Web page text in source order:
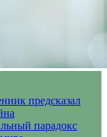
предсказал
парадокс